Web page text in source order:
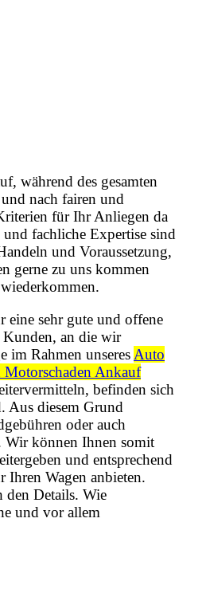
während des gesamten
nach fairen und
für Ihr Anliegen da
fachliche Expertise sind
und Voraussetzung,
gerne zu uns kommen
eine sehr gute und offene
an die wir
im Rahmen unseres Auto
Ankauf
befinden sich
Aus diesem Grund
oder auch
Wir können Ihnen somit
und entsprechend
Ihren Wagen anbieten.
den Details. Wie
und vor allem